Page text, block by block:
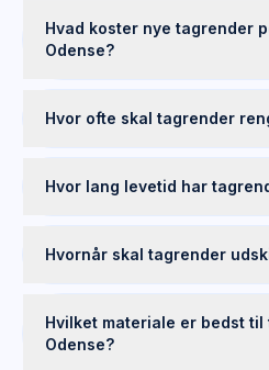
Hvad koster nye tagrender
Odense?
Hvor ofte skal tagrender
Hvor lang levetid har
Hvornår skal tagrender
Hvilket materiale er bedst til
Odense?